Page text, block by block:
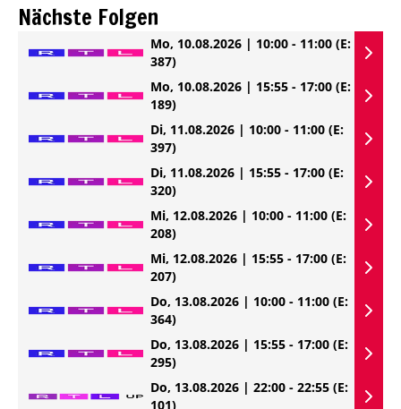
Nächste Folgen
Mo, 10.08.2026 | 10:00 - 11:00 (E:
387)
Mo, 10.08.2026 | 15:55 - 17:00 (E:
189)
Di, 11.08.2026 | 10:00 - 11:00 (E:
397)
Di, 11.08.2026 | 15:55 - 17:00 (E:
320)
Mi, 12.08.2026 | 10:00 - 11:00 (E:
208)
Mi, 12.08.2026 | 15:55 - 17:00 (E:
207)
Do, 13.08.2026 | 10:00 - 11:00 (E:
364)
Do, 13.08.2026 | 15:55 - 17:00 (E:
295)
Do, 13.08.2026 | 22:00 - 22:55 (E:
101)